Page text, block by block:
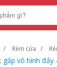
Rèm cửa
gấp vô hình đẩy